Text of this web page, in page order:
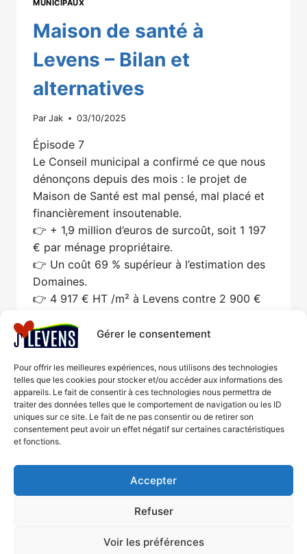
Gérer le consentement
Pour offrir les meilleures expériences, nous utilisons des technologies
telles que les cookies pour stocker et/ou accéder aux informations des
appareils. Le fait de consentir à ces technologies nous permettra de
traiter des données telles que le comportement de navigation ou les ID
uniques sur ce site. Le fait de ne pas consentir ou de retirer son
consentement peut avoir un effet négatif sur certaines caractéristiques
et fonctions.
Accepter
Refuser
Voir les préférences
MUNICIPAUX
Maison de santé à
Levens – Bilan et
alternatives
Par Jak 03/10/2025
Épisode 7
Le Conseil municipal a confirmé ce que nous
dénonçons depuis des mois : le projet de
Maison de Santé est mal pensé, mal placé et
financièrement insoutenable.
👉 + 1,9 million d’euros de surcoût, soit 1 197
€ par ménage propriétaire.
👉 Un coût 69 % supérieur à l’estimation des
Domaines.
👉 4 917 € HT /m² à Levens contre 2 900 €
LIRE LA SUITE
MAISON
SANTÉ
À
LEVENS
–
Navigation
de
page
1 2 3 … 5
Page
suivante
© 2026 J'aime Levens - Thème